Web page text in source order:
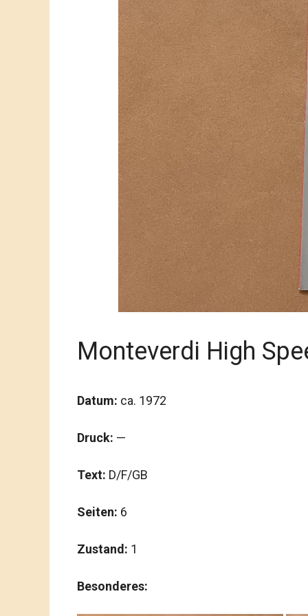
Monteverdi High
Datum: ca. 1972
Druck: —
Text: D/F/GB
Seiten: 6
Zustand: 1
Besonderes: